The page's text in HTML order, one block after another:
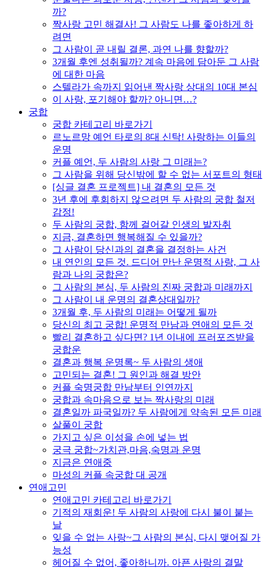
까?
짝사랑 고민 해결사! 그 사람도 나를 좋아하게 하
려면
그 사람이 곧 내릴 결론, 과연 나를 향할까?
3개월 후엔 성취될까? 계속 마음에 담아둔 그 사람
에 대한 마음
스텔라가 속까지 읽어낸 짝사랑 상대의 10대 본심
이 사랑, 포기해야 할까? 아니면…?
궁합
궁합 카테고리 바로가기
르노르망 예언 타로의 8대 신탁! 사랑하는 이들의
운명
커플 예언, 두 사람의 사랑 그 미래는?
그 사람을 위해 당신밖에 할 수 없는 서포트의 형태
[싱글 결혼 프로젝트] 내 결혼의 모든 것
3년 후에 후회하지 않으려면 두 사람의 궁합 철저
감정!
두 사람의 궁합, 함께 걸어갈 인생의 발자취
지금, 결혼하면 행복해질 수 있을까?
그 사람이 당신과의 결혼을 결정하는 사건
내 연인의 모든 것. 드디어 만난 운명적 사랑, 그 사
람과 나의 궁합은?
그 사람의 본심, 두 사람의 진짜 궁합과 미래까지
그 사람이 내 운명의 결혼상대일까?
3개월 후, 두 사람의 미래는 어떻게 될까
당신의 최고 궁합! 운명적 만남과 연애의 모든 것
빨리 결혼하고 싶다면? 1년 이내에 프러포즈받을
궁합운
결혼과 행복 운명록~ 두 사람의 생애
고민되는 결혼! 그 원인과 해결 방안
커플 숙명궁합 만남부터 인연까지
궁합과 속마음으로 보는 짝사랑의 미래
결혼일까 파국일까? 두 사람에게 약속된 모든 미래
살풀이 궁합
가지고 싶은 이성을 손에 넣는 법
궁극 궁합~가치관,마음,숙명과 운명
지금은 연애중
마성의 커플 속궁합 대 공개
연애고민
연애고민 카테고리 바로가기
기적의 재회운! 두 사람의 사랑에 다시 불이 붙는
날
잊을 수 없는 사랑~그 사람의 본심, 다시 맺어질 가
능성
헤어질 수 없어, 좋아하니까. 아픈 사랑의 결말